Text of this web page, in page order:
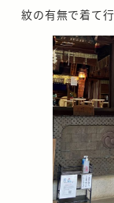
紋の有無で着て